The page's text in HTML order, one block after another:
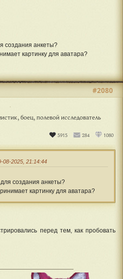
создания анкеты?
картинку для аватара?
боец, полевой исследователь
5915 284 1080
#2080
2025, 21:14:44
создания анкеты?
картинку для аватара?
перед тем, как пробовать